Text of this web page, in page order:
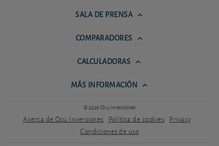
SALA DE PRENSA
COMPARADORES
CALCULADORAS
MÁS INFORMACIÓN
© 2026 Ocu Inversiones
Acerca de Ocu Inversiones Política de cookies Privacy
Condiciones de uso